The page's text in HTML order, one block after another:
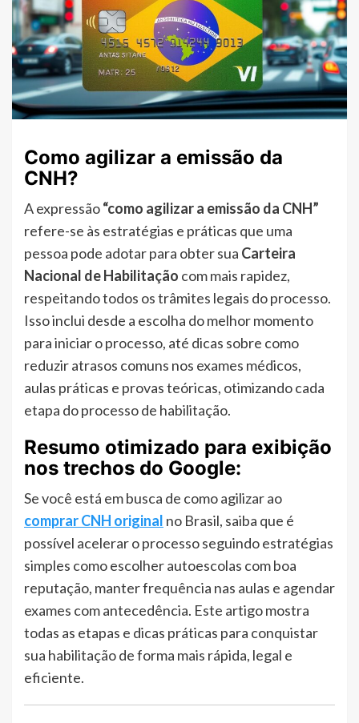
Como agilizar a emissão da
CNH?
A expressão“como agilizar a emissão da CNH”
refere-se às estratégias e práticas que uma
pessoa pode adotar para obter sua Carteira
Nacional de Habilitação com mais rapidez,
respeitando todos os trâmites legais do processo.
Isso inclui desde a escolha do melhor momento
para iniciar o processo, até dicas sobre como
reduzir atrasos comuns nos exames médicos,
aulas práticas e provas teóricas, otimizando cada
etapa do processo de habilitação.
Resumo otimizado para exibição
nos trechos do Google:
Se você está em busca de como agilizar ao
comprar CNH original no Brasil, saiba que é
possível acelerar o processo seguindo estratégias
simples como escolher autoescolas com boa
reputação, manter frequência nas aulas e agendar
exames com antecedência. Este artigo mostra
todas as etapas e dicas práticas para conquistar
sua habilitação de forma mais rápida, legal e
eficiente.